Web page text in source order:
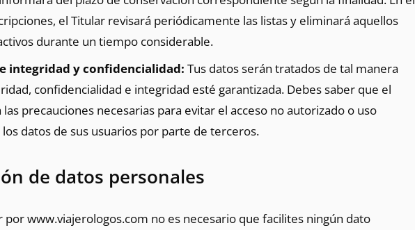
el Titular revisará periódicamente las listas y eliminará aquellos
durante un tiempo considerable.
integridad y confidencialidad: Tus datos serán tratados de tal manera
confidencialidad e integridad esté garantizada. Debes saber que el
precauciones necesarias para evitar el acceso no autorizado o uso
datos de sus usuarios por parte de terceros.
de datos personales
por www.viajerologos.com no es necesario que facilites ningún dato